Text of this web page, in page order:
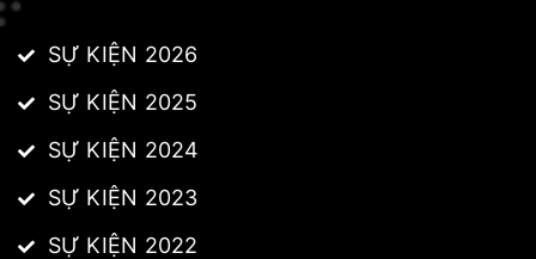
SỰ KIỆN 2026
SỰ KIỆN 2025
SỰ KIỆN 2024
SỰ KIỆN 2023
SỰ KIỆN 2022